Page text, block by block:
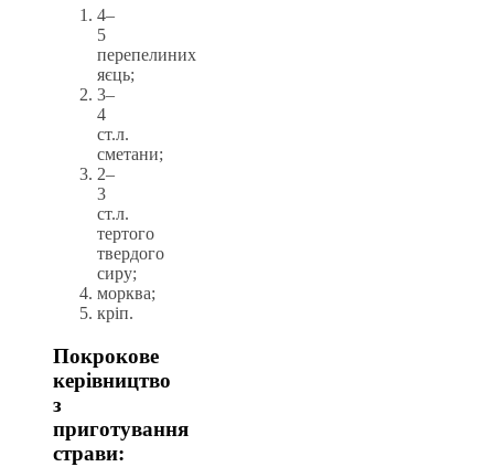
4–
5
перепелиних
яєць;
3–
4
ст.л.
сметани;
2–
3
ст.л.
тертого
твердого
сиру;
морква;
кріп.
Покрокове
керівництво
з
приготування
страви: